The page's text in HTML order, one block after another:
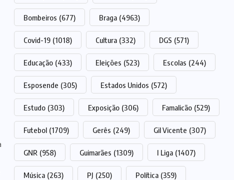
Bombeiros (677) Braga (4963)
Covid-19 (1018) Cultura (332) DGS (571)
Educação (433) Eleições (523) Escolas (244)
Esposende (305) Estados Unidos (572)
Estudo (303) Exposição (306) Famalicão (529)
Futebol (1709) Gerês (249) Gil Vicente (307)
GNR (958) Guimarães (1309) I Liga (1407)
Música (263) PJ (250) Política (359)